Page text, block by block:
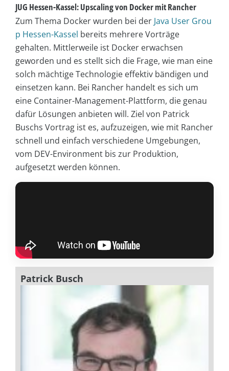
JUG Hessen-Kassel: Upscaling von Docker mit Rancher
Zum Thema Docker wurden bei der Java User Grou
p Hessen-Kassel bereits mehrere Vorträge
gehalten. Mittlerweile ist Docker erwachsen
geworden und es stellt sich die Frage, wie man eine
solch mächtige Technologie effektiv bändigen und
einsetzen kann. Bei Rancher handelt es sich um
eine Container-Management-Plattform, die genau
dafür Lösungen anbieten will. Ziel von Patrick
Buschs Vortrag ist es, aufzuzeigen, wie mit Rancher
schnell und einfach verschiedene Umgebungen,
vom DEV-Environment bis zur Produktion,
aufgesetzt werden können.
Patrick Busch